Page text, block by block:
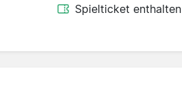
Spielticket enthalten